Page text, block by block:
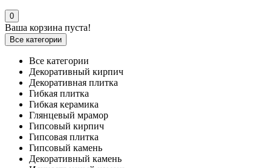
0
Ваша корзина пуста!
Все категории
Все категории
Декоративный кирпич
Декоративная плитка
Гибкая плитка
Гибкая керамика
Глянцевый мрамор
Гипсовый кирпич
Гипсовая плитка
Гипсовый камень
Декоративный камень